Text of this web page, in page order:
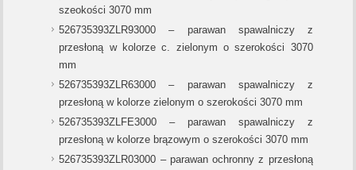
szeokości 3070 mm
526735393ZLR93000 – parawan spawalniczy z
przesłoną w kolorze c. zielonym o szerokości 3070
mm
526735393ZLR63000 – parawan spawalniczy z
przesłoną w kolorze zielonym o szerokości 3070 mm
526735393ZLFE3000 – parawan spawalniczy z
przesłoną w kolorze brązowym o szerokości 3070 mm
526735393ZLR03000 – parawan ochronny z przesłoną